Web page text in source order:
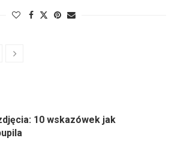
10 wskazówek jak